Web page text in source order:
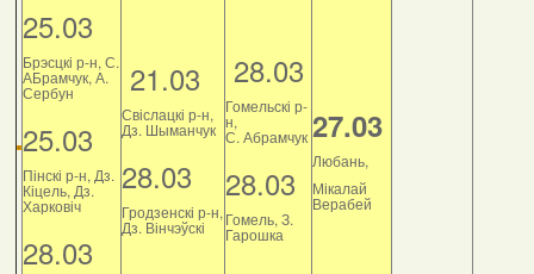
25.03
Брэсцкі р-н, С.
АБрамчук, А.
Сербун
25.03
Пінскі р-н, Дз.
Кіцель, Дз.
Харковіч
28.03
21.03
Свіслацкі р-н,
Дз. Шыманчук
28.03
Гродзенскі р-н,
Дз. Вінчэўскі
28.03
Гомельскі р-
н,
С. Абрамчук
28.03
Гомель, З.
Гарошка
27.03
Любань,
Мікалай
Верабей